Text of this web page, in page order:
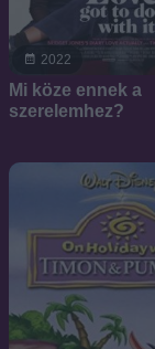
2022
Mi köze ennek a
szerelemhez?